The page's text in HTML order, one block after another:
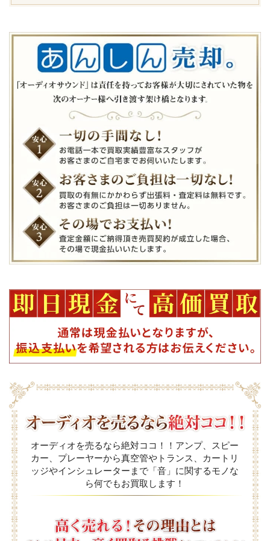
オーディオを売るなら絶対ココ！！アンプ、スピー
カー、プレーヤーから真空管やトランス、カートリ
ッジやインシュレーターまで「音」に関するモノな
ら何でもお買取します！